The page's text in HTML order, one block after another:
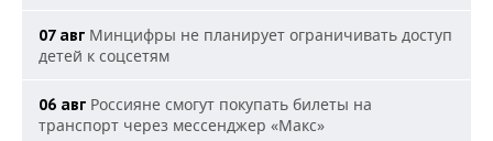
07 авг Минцифры не планирует ограничивать доступ
детей к соцсетям
06 авг Россияне смогут покупать билеты на
транспорт через мессенджер «Макс»